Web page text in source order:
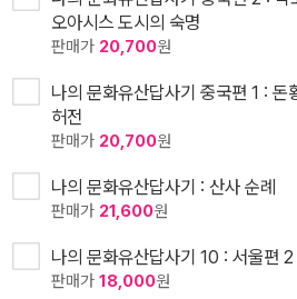
오아시스 도시의 숙명
판매가 20,700원
나의 문화유산답사기 중국편 1 :
허전
판매가 20,700원
나의 문화유산답사기 : 산사 순례
판매가 21,600원
나의 문화유산답사기 10 : 서울편
판매가 18,000원